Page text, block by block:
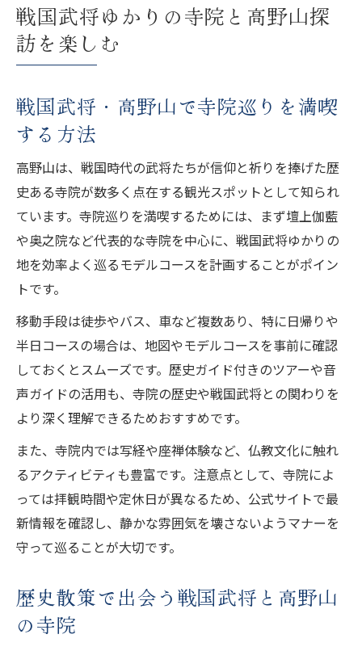
戦国武将ゆかりの寺院と高野山探
訪を楽しむ
戦国武将・高野山で寺院巡りを満喫
する方法
高野山は、戦国時代の武将たちが信仰と祈りを捧げた歴
史ある寺院が数多く点在する観光スポットとして知られ
ています。寺院巡りを満喫するためには、まず壇上伽藍
や奥之院など代表的な寺院を中心に、戦国武将ゆかりの
地を効率よく巡るモデルコースを計画することがポイン
トです。
移動手段は徒歩やバス、車など複数あり、特に日帰りや
半日コースの場合は、地図やモデルコースを事前に確認
しておくとスムーズです。歴史ガイド付きのツアーや音
声ガイドの活用も、寺院の歴史や戦国武将との関わりを
より深く理解できるためおすすめです。
また、寺院内では写経や座禅体験など、仏教文化に触れ
るアクティビティも豊富です。注意点として、寺院によ
っては拝観時間や定休日が異なるため、公式サイトで最
新情報を確認し、静かな雰囲気を壊さないようマナーを
守って巡ることが大切です。
歴史散策で出会う戦国武将と高野山
の寺院